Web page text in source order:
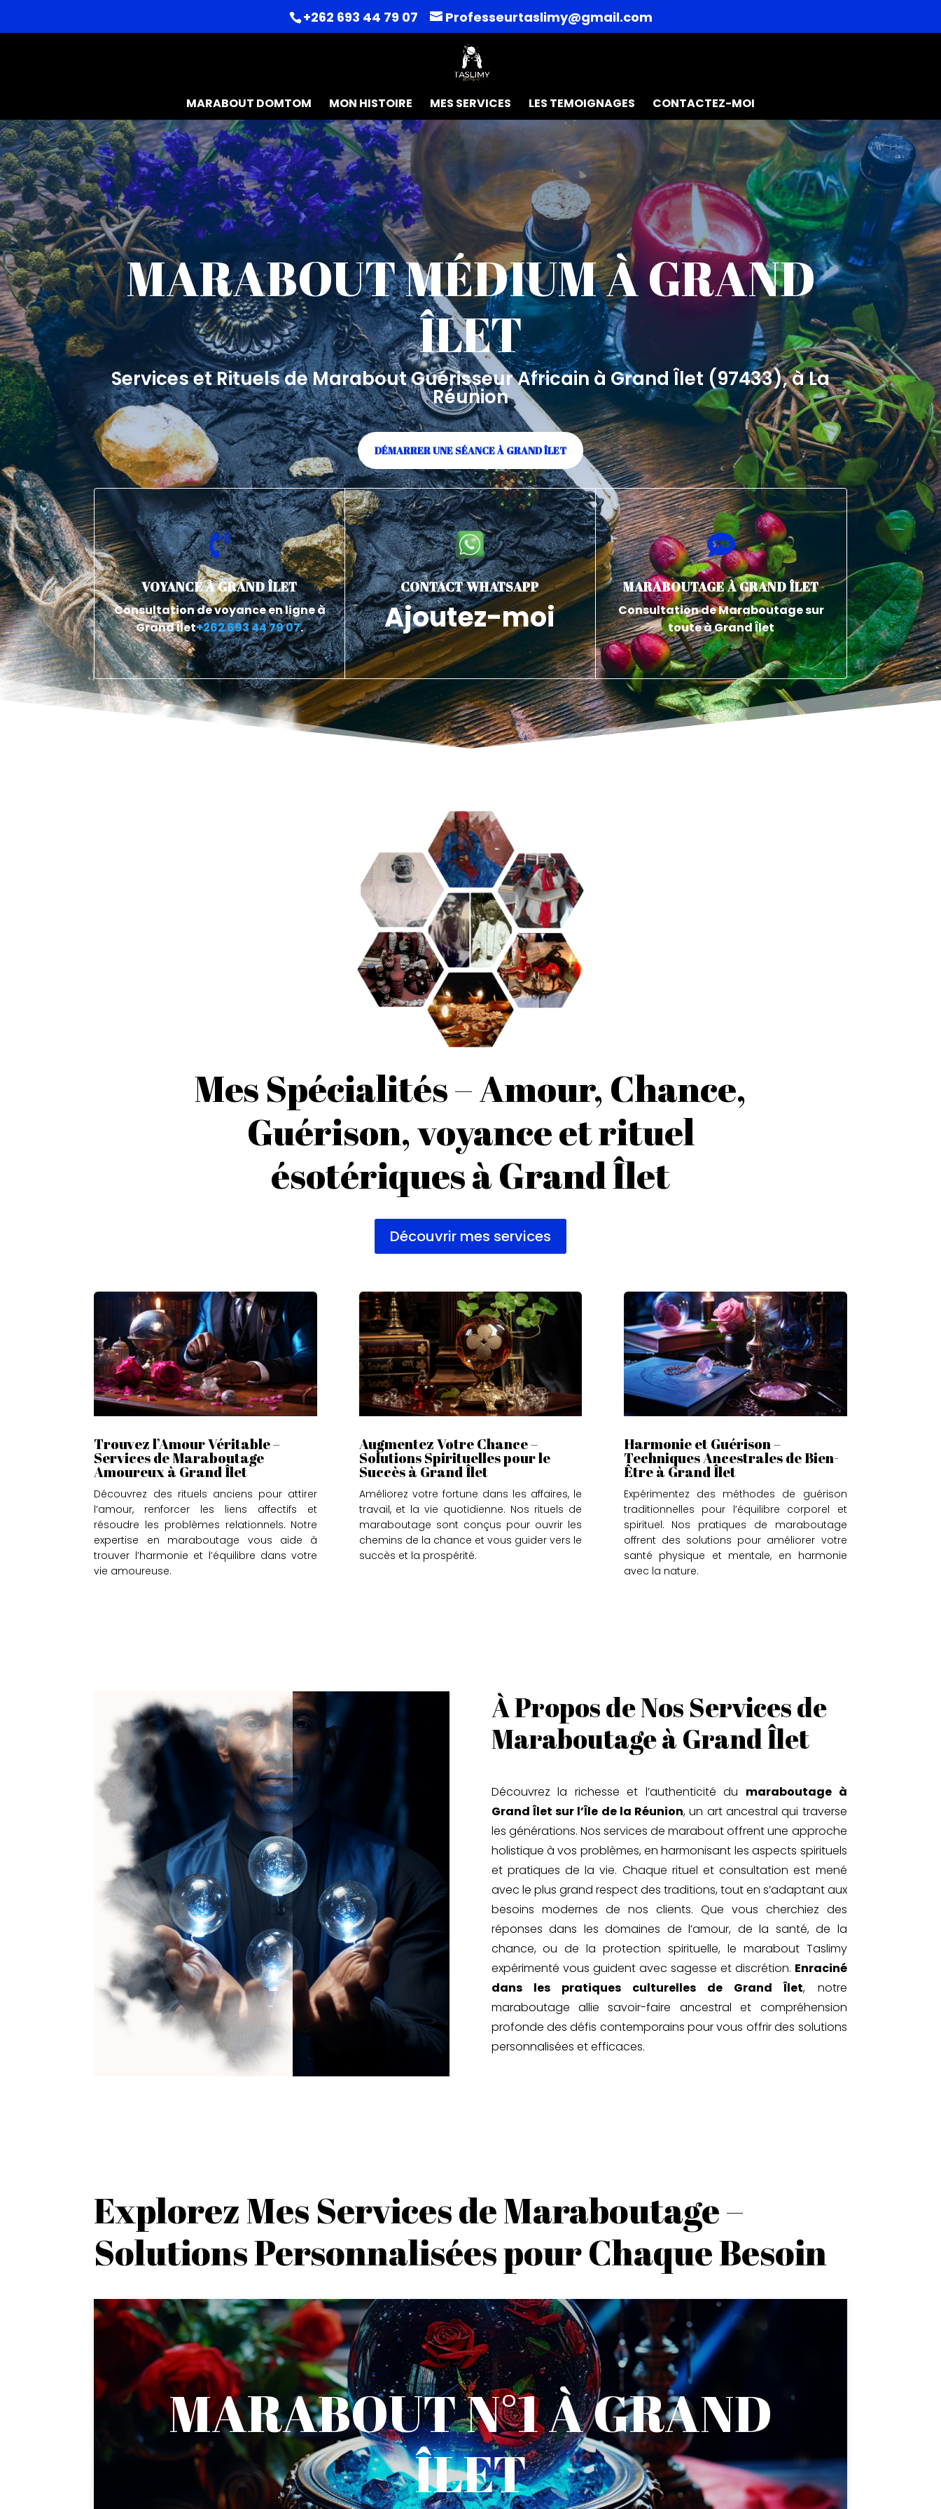
+262 693 44 79 07 Professeurtaslimy@gmail.com
MARABOUT DOMTOM MON HISTOIRE MES SERVICES LES TEMOIGNAGES CONTACTEZ-MOI
MARABOUT MÉDIUM À GRAND
ÎLET
Services et Rituels de Marabout Guérisseur Africain à Grand Îlet (97433), à La
Réunion
DÉMARRER UNE SÉANCE À GRAND ÎLET

VOYANCE À GRAND ÎLET
Consultation de voyance en ligne à
Grand Îlet+262 693 44 79 07.
CONTACT WHATSAPP
Ajoutez-moi

MARABOUTAGE À GRAND ÎLET
Consultation de Maraboutage sur
toute à Grand Îlet
Mes Spécialités – Amour, Chance,
Guérison, voyance et rituel
ésotériques à Grand Îlet
Découvrir mes services
Trouvez l’Amour Véritable –
Services de Maraboutage
Amoureux à Grand Îlet
Découvrez des rituels anciens pour attirer
l’amour, renforcer les liens affectifs et
résoudre les problèmes relationnels. Notre
expertise en maraboutage vous aide à
trouver l’harmonie et l’équilibre dans votre
vie amoureuse.
Augmentez Votre Chance –
Solutions Spirituelles pour le
Succès à Grand Îlet
Améliorez votre fortune dans les affaires, le
travail, et la vie quotidienne. Nos rituels de
maraboutage sont conçus pour ouvrir les
chemins de la chance et vous guider vers le
succès et la prospérité.
Harmonie et Guérison –
Techniques Ancestrales de Bien-
Être à Grand Îlet
Expérimentez des méthodes de guérison
traditionnelles pour l’équilibre corporel et
spirituel. Nos pratiques de maraboutage
offrent des solutions pour améliorer votre
santé physique et mentale, en harmonie
avec la nature.
À Propos de Nos Services de
Maraboutage à Grand Îlet
Découvrez la richesse et l’authenticité du maraboutage à
Grand Îlet sur l’Île de la Réunion, un art ancestral qui traverse
les générations. Nos services de marabout offrent une approche
holistique à vos problèmes, en harmonisant les aspects spirituels
et pratiques de la vie. Chaque rituel et consultation est mené
avec le plus grand respect des traditions, tout en s’adaptant aux
besoins modernes de nos clients. Que vous cherchiez des
réponses dans les domaines de l’amour, de la santé, de la
chance, ou de la protection spirituelle, le marabout Taslimy
expérimenté vous guident avec sagesse et discrétion. Enraciné
dans les pratiques culturelles de Grand Îlet, notre
maraboutage allie savoir-faire ancestral et compréhension
profonde des défis contemporains pour vous offrir des solutions
personnalisées et efficaces.
Explorez Mes Services de Maraboutage –
Solutions Personnalisées pour Chaque Besoin
MARABOUT N°1 À GRAND
ÎLET